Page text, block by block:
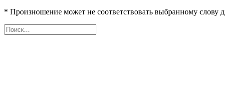
* Произношение может не соответствовать выбранному слову